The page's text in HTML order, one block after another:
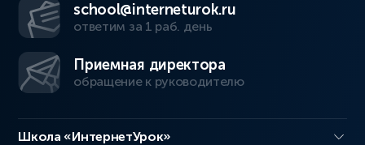
school@interneturok.ru
ответим за 1 раб. день
Приемная директора
обращение к руководителю
Школа «ИнтернетУрок»